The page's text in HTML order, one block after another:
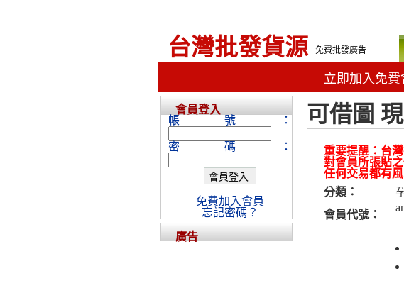
台灣批發貨源 免費批發廣告
立即加入免費
可借圖
重要提醒：台
對會員所張貼
任何交易都有
分類：
會員代號：
會員登入
帳號：
密碼：
免費加入會員
忘記密碼？
廣告